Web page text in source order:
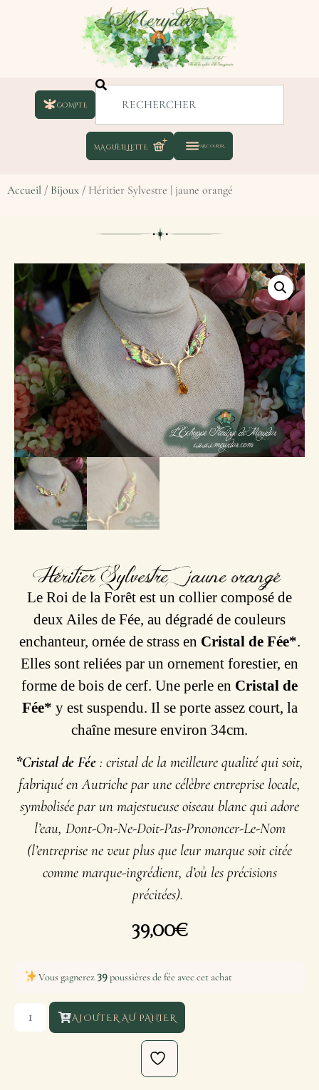
COMPTE
Accueil / Bijoux / Héritier Sylvestre | jaune orangé
Héritier Sylvestre | jaune orangé
Le Roi de la Forêt est un collier composé de
deux Ailes de Fée, au dégradé de couleurs
enchanteur, ornée de strass en Cristal de Fée*.
Elles sont reliées par un ornement forestier, en
forme de bois de cerf. Une perle en Cristal de
Fée* y est suspendu. Il se porte assez court, la
chaîne mesure environ 34cm.
*Cristal de Fée : cristal de la meilleure qualité qui soit,
fabriqué en Autriche par une célèbre entreprise locale,
symbolisée par un majestueuse oiseau blanc qui adore
l’eau, Dont-On-Ne-Doit-Pas-Prononcer-Le-Nom
(l’entreprise ne veut plus que leur marque soit citée
comme marque-ingrédient, d’où les précisions
précitées).
39,00€
Vous gagnerez 39poussières de fée avec cet achat
AJOUTER AU PANIER